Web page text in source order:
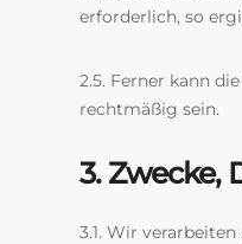
erforderlich, so
2.5. Ferner kann
rechtmäßig sein.
3.
3.1. Wir